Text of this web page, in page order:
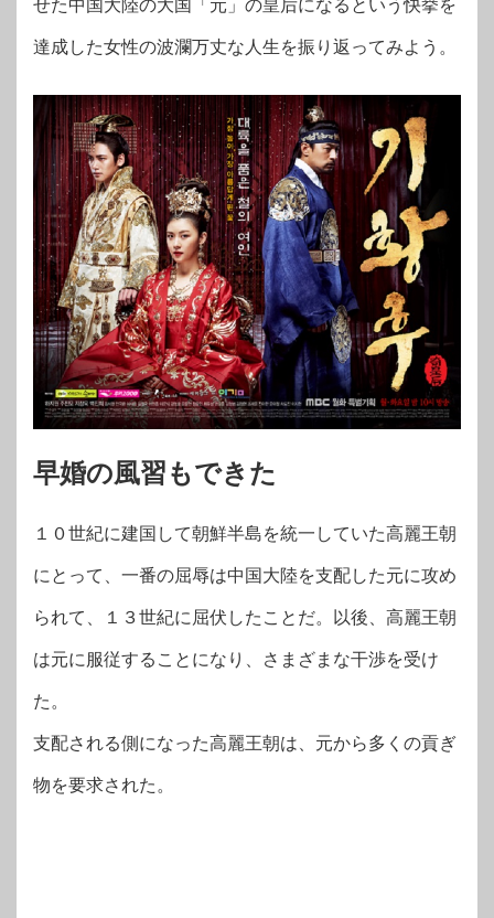
せた中国大陸の大国「元」の皇后になるという快挙を
達成した女性の波瀾万丈な人生を振り返ってみよう。
早婚の風習もできた
１０世紀に建国して朝鮮半島を統一していた高麗王朝
にとって、一番の屈辱は中国大陸を支配した元に攻め
られて、１３世紀に屈伏したことだ。以後、高麗王朝
は元に服従することになり、さまざまな干渉を受け
た。
支配される側になった高麗王朝は、元から多くの貢ぎ
物を要求された。